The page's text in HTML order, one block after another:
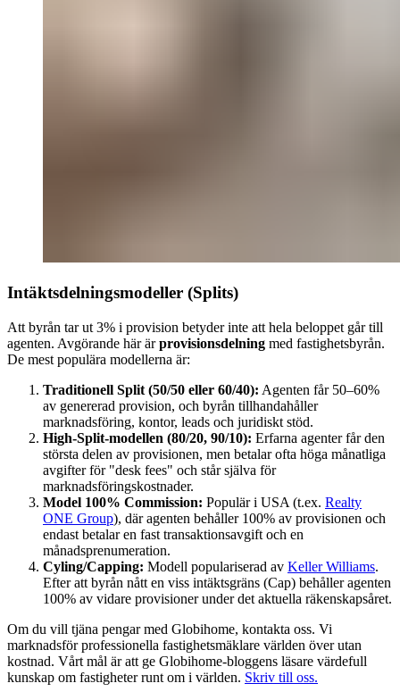
Intäktsdelningsmodeller (Splits)
Att byrån tar ut 3% i provision betyder inte att hela beloppet går till
agenten. Avgörande här ärprovisionsdelning med fastighetsbyrån.
De mest populära modellerna är:
Traditionell Split (50/50 eller 60/40): Agenten får 50–60%
av genererad provision, och byrån tillhandahåller
marknadsföring, kontor, leads och juridiskt stöd.
High-Split-modellen (80/20, 90/10): Erfarna agenter får den
största delen av provisionen, men betalar ofta höga månatliga
avgifter för "desk fees" och står själva för
marknadsföringskostnader.
Model 100% Commission: Populär i USA (t.ex. Realty
ONE Group), där agenten behåller 100% av provisionen och
endast betalar en fast transaktionsavgift och en
månadsprenumeration.
Cyling/Capping: Modell populariserad av Keller Williams.
Efter att byrån nått en viss intäktsgräns (Cap) behåller agenten
100% av vidare provisioner under det aktuella räkenskapsåret.
Om du vill tjäna pengar med Globihome, kontakta oss. Vi
marknadsför professionella fastighetsmäklare världen över utan
kostnad. Vårt mål är att ge Globihome-bloggens läsare värdefull
kunskap om fastigheter runt om i världen. Skriv till oss.